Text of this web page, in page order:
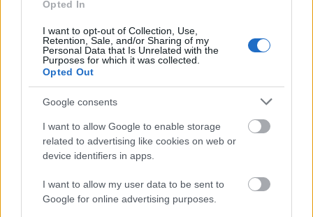
Opted In
I want to opt-out of Collection, Use,
Retention, Sale, and/or Sharing of my
Personal Data that Is Unrelated with the
Purposes for which it was collected.
Opted Out
Google consents
I want to allow Google to enable storage
related to advertising like cookies on web or
device identifiers in apps.
I want to allow my user data to be sent to
Google for online advertising purposes.
Flex Drive: Η λύση μετακίνησης που
προσαρμόζεται στη ζωή σου